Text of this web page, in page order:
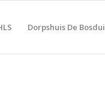
Dorpshuis De